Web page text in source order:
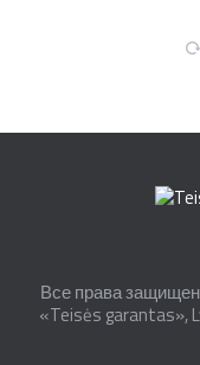
Все права
«Teisės garantas»,